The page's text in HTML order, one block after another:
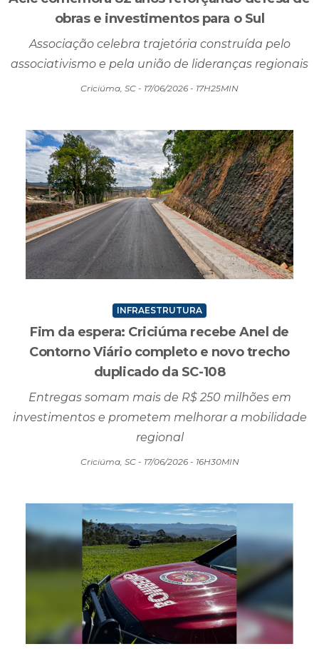
obras e investimentos para o Sul
Associação celebra trajetória construída pelo
associativismo e pela união de lideranças regionais
Criciúma, SC - 17/06/2026 - 17H25MIN
INFRAESTRUTURA
Fim da espera: Criciúma recebe Anel de
Contorno Viário completo e novo trecho
duplicado da SC-108
Entregas somam mais de R$ 250 milhões em
investimentos e prometem melhorar a mobilidade
regional
Criciúma, SC - 17/06/2026 - 16H30MIN